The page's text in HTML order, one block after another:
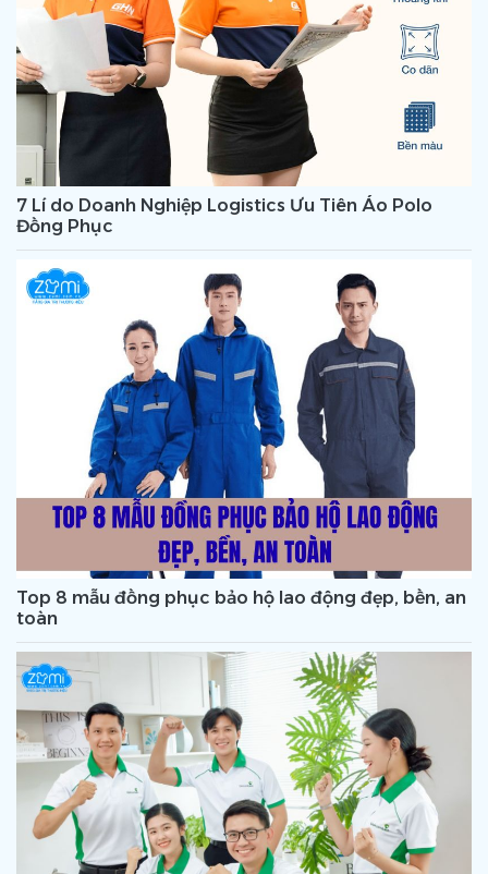
7 Lí do Doanh Nghiệp Logistics Ưu Tiên Áo Polo
Đồng Phục
Top 8 mẫu đồng phục bảo hộ lao động đẹp, bền, an
toàn